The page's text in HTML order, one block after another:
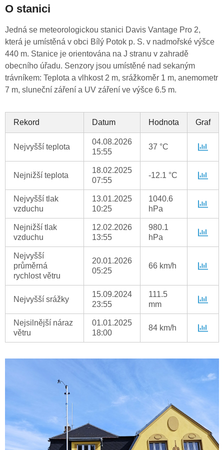
O stanici
Jedná se meteorologickou stanici Davis Vantage Pro 2,
která je umístěná v obci Bílý Potok p. S. v nadmořské výšce
440 m. Stanice je orientována na J stranu v zahradě
obecního úřadu. Senzory jsou umístěné nad sekaným
trávníkem: Teplota a vlhkost 2 m, srážkoměr 1 m, anemometr
7 m, sluneční záření a UV záření ve výšce 6.5 m.
Rekord Datum Hodnota Graf
Nejvyšší teplota
04.08.2026
15:55
37 °C
Nejnižší teplota
18.02.2025
07:55
-12.1 °C
Nejvyšší tlak
vzduchu
13.01.2025
10:25
1040.6
hPa
Nejnižší tlak
vzduchu
12.02.2026
13:55
980.1
hPa
Nejvyšší
průměrná
rychlost větru
20.01.2026
05:25
66 km/h
Nejvyšší srážky
15.09.2024
23:55
111.5
mm
Nejsilnější náraz
větru
01.01.2025
18:00
84 km/h